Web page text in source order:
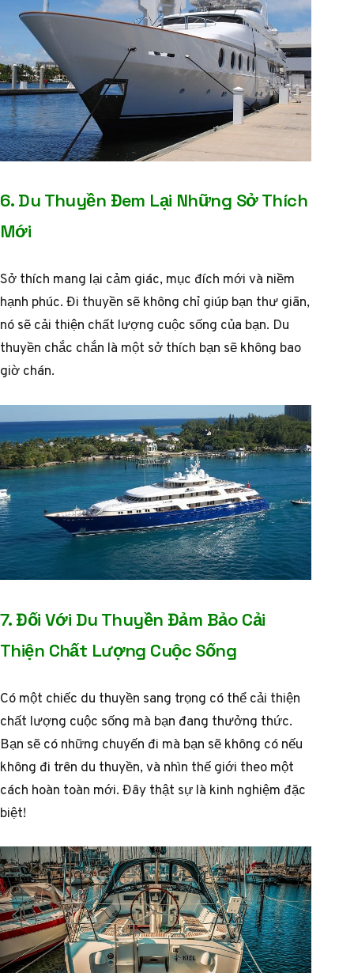
6. Du Thuyền Đem Lại Những Sở Thích
Mới
Sở thích mang lại cảm giác, mục đích mới và niềm
hạnh phúc. Đi thuyền sẽ không chỉ giúp bạn thư giãn,
nó sẽ cải thiện chất lượng cuộc sống của bạn. Du
thuyền chắc chắn là một sở thích bạn sẽ không bao
giờ chán.
7. Đối Với Du Thuyền Đảm Bảo Cải
Thiện Chất Lượng Cuộc Sống
Có một chiếc du thuyền sang trọng có thể cải thiện
chất lượng cuộc sống mà bạn đang thưởng thức.
Bạn sẽ có những chuyến đi mà bạn sẽ không có nếu
không đi trên du thuyền, và nhìn thế giới theo một
cách hoàn toàn mới. Đây thật sự là kinh nghiệm đặc
biệt!